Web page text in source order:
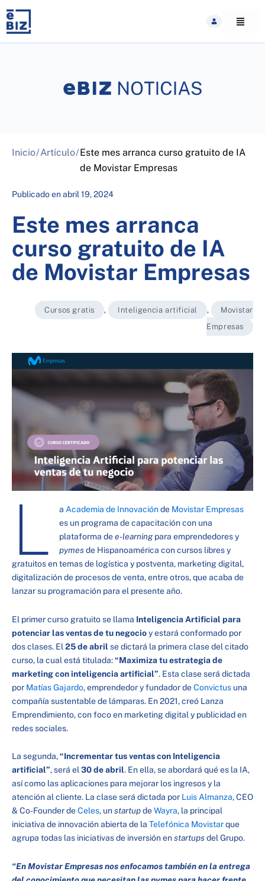
content
Inicio/Artículo/Este mes arranca curso gratuito de IA
de Movistar Empresas
Publicado enabril 19, 2024
Este mes arranca
curso gratuito de IA
de Movistar Empresas
Cursos gratis , Inteligencia artificial ,
Movistar
Empresas
L a Academia de Innovaciónde Movistar Empresas
es un programa de capacitación con una
plataforma dee-learningpara emprendedores y
pymesde Hispanoamérica con cursos libres y
gratuitos en temas de logística y postventa, marketing digital,
digitalización de procesos de venta, entre otros, que acaba de
lanzar su programación para el presente año.
El primer curso gratuito se llama Inteligencia Artificial para
potenciar las ventas de tu negocioy estará conformado por
dos clases. El 25 de abril se dictará la primera clase del citado
curso, la cual está titulada:“Maximiza tu estrategia de
marketing con inteligencia artificial”. Esta clase será dictada
por Matías Gajardo, emprendedor y fundador deConvictus una
compañía sustentable de lámparas. En 2021, creó Lanza
Emprendimiento, con foco en marketing digital y publicidad en
redes sociales.
La segunda,“Incrementar tus ventas con Inteligencia
artificial”, será el30 de abril. En ella, se abordará qué es la IA,
así como las aplicaciones para mejorar los ingresos y la
atención al cliente. La clase será dictada por Luis Almanza, CEO
& Co-Founder deCeles, unstartupdeWayra, la principal
iniciativa de innovación abierta de la Telefónica Movistarque
agrupa todas las iniciativas de inversión enstartupsdel Grupo.
“En Movistar Empresas nos enfocamos también en la entrega